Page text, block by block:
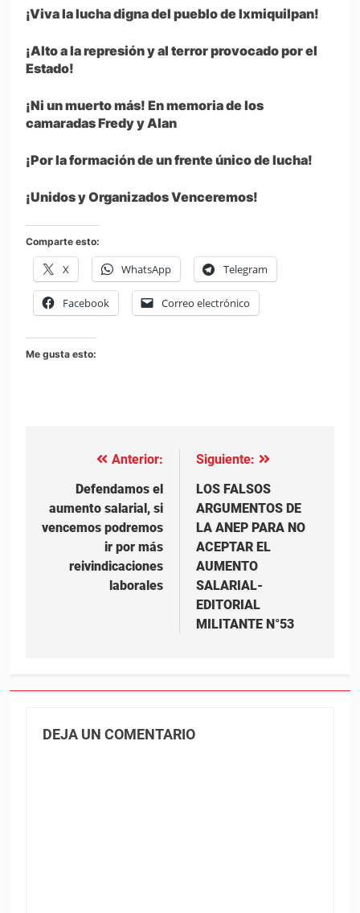
¡Viva la lucha digna del pueblo de Ixmiquilpan!
¡Alto a la represión y al terror provocado por el
Estado!
¡Ni un muerto más! En memoria de los
camaradas Fredy y Alan
¡Por la formación de un frente único de lucha!
¡Unidos y Organizados Venceremos!
Comparte esto:
X WhatsApp Telegram
Facebook Correo electrónico
Me gusta esto:
Navegación
entradas
Anterior:
Defendamos el
aumento salarial, si
vencemos podremos
ir por más
reivindicaciones
laborales
Siguiente:
LOS FALSOS
ARGUMENTOS DE
LA ANEP PARA NO
ACEPTAR EL
AUMENTO
SALARIAL-
EDITORIAL
MILITANTE N°53
DEJA UN COMENTARIO